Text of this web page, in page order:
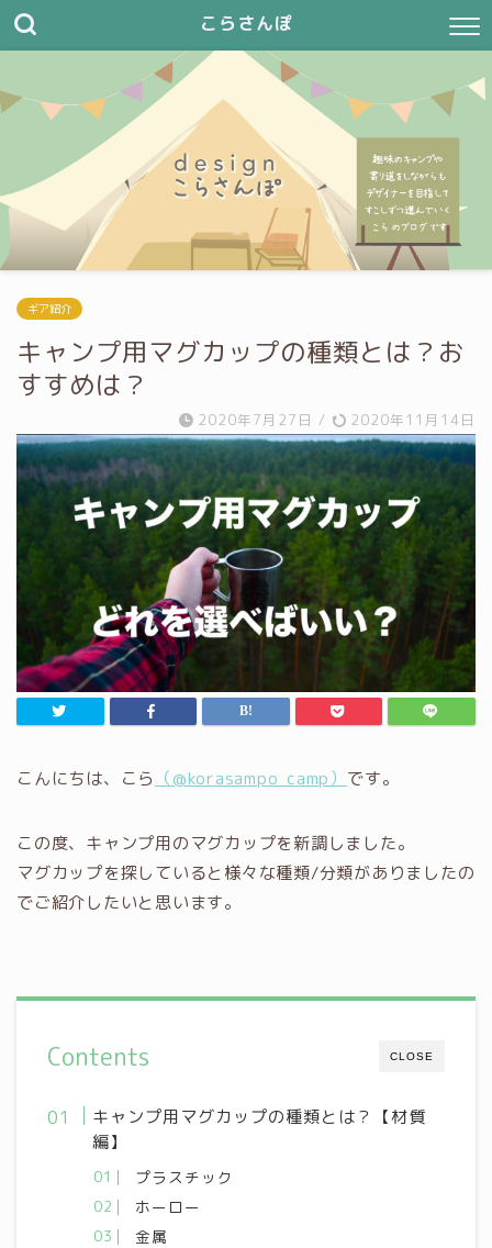
こらさんぽ
ギア紹介
キャンプ用マグカップの種類とは？お
すすめは？
2020年7月27日 / 2020年11月14日
こんにちは、こら （@korasampo_camp） です。
この度、キャンプ用のマグカップを新調しました。
マグカップを探していると様々な種類/分類がありましたの
でご紹介したいと思います。
CLOSE
Contents
キャンプ用マグカップの種類とは？【材質
編】
プラスチック
ホーロー
金属